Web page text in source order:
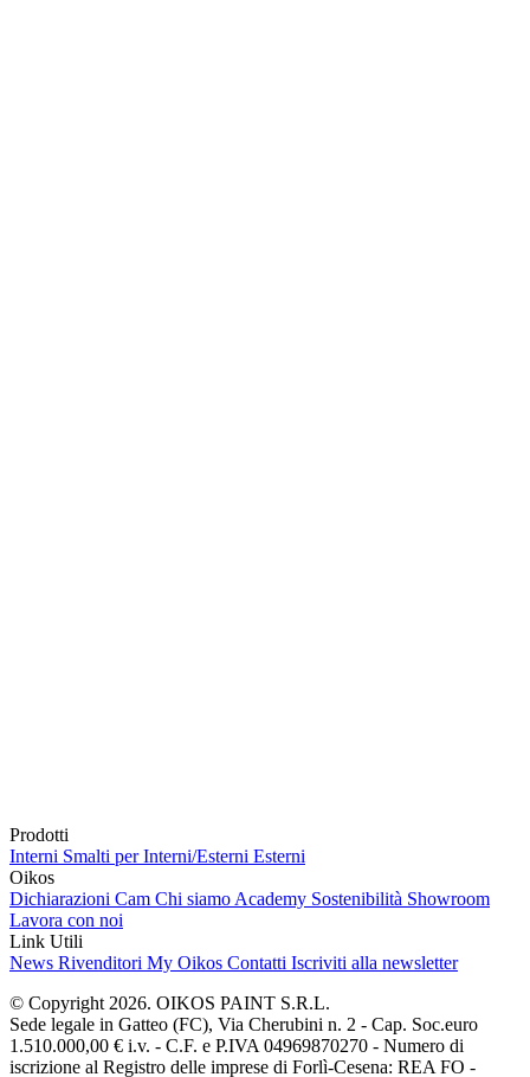
Prodotti
Interni Smalti per Interni/Esterni Esterni
Oikos
Dichiarazioni Cam Chi siamo Academy Sostenibilità Showroom
Lavora con noi
Link Utili
News Rivenditori My Oikos Contatti Iscriviti alla newsletter
© Copyright 2026. OIKOS PAINT S.R.L.
Sede legale in Gatteo (FC), Via Cherubini n. 2 - Cap. Soc.euro
1.510.000,00 € i.v. - C.F. e P.IVA 04969870270 - Numero di
iscrizione al Registro delle imprese di Forlì-Cesena: REA FO -